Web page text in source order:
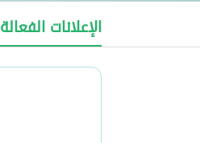
الإعلانات الفعالةGreat Castle